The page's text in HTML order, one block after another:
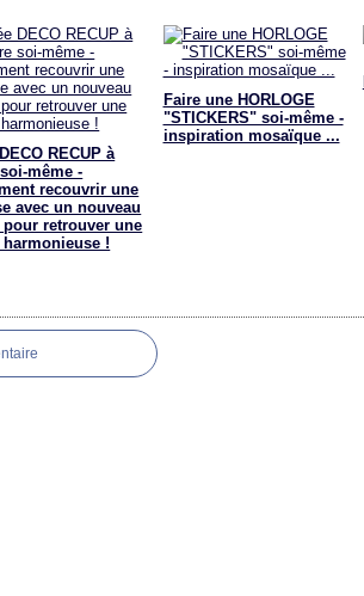
RECUP à
même -
recouvrir une
avec un nouveau
retrouver une
harmonieuse !
Faire une HORLOGE
"STICKERS" soi-même -
inspiration mosaïque ...